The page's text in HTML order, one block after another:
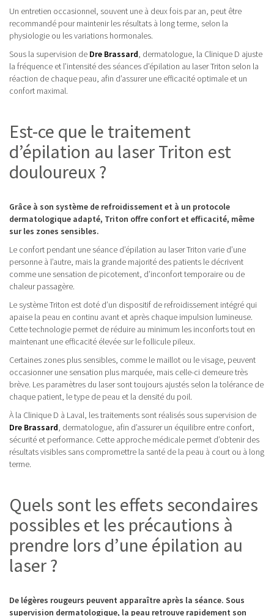
Un entretien occasionnel, souvent une à deux fois par an, peut être
recommandé pour maintenir les résultats à long terme, selon la
physiologie ou les variations hormonales.
Sous la supervision de Dre Brassard, dermatologue, la Clinique D ajuste
la fréquence et l’intensité des séances d’épilation au laser Triton selon la
réaction de chaque peau, afin d’assurer une efficacité optimale et un
confort maximal.
Est-ce que le traitement
d’épilation au laser Triton est
douloureux ?
Grâce à son système de refroidissement et à un protocole
dermatologique adapté, Triton offre confort et efficacité, même
sur les zones sensibles.
Le confort pendant une séance d’épilation au laser Triton varie d’une
personne à l’autre, mais la grande majorité des patients le décrivent
comme une sensation de picotement, d’inconfort temporaire ou de
chaleur passagère.
Le système Triton est doté d’un dispositif de refroidissement intégré qui
apaise la peau en continu avant et après chaque impulsion lumineuse.
Cette technologie permet de réduire au minimum les inconforts tout en
maintenant une efficacité élevée sur le follicule pileux.
Certaines zones plus sensibles, comme le maillot ou le visage, peuvent
occasionner une sensation plus marquée, mais celle-ci demeure très
brève. Les paramètres du laser sont toujours ajustés selon la tolérance de
chaque patient, le type de peau et la densité du poil.
À la Clinique D à Laval, les traitements sont réalisés sous supervision de
Dre Brassard, dermatologue, afin d’assurer un équilibre entre confort,
sécurité et performance. Cette approche médicale permet d’obtenir des
résultats visibles sans compromettre la santé de la peau à court ou à long
terme.
Quels sont les effets secondaires
possibles et les précautions à
prendre lors d’une épilation au
laser ?
De légères rougeurs peuvent apparaître après la séance. Sous
supervision dermatologique, la peau retrouve rapidement son